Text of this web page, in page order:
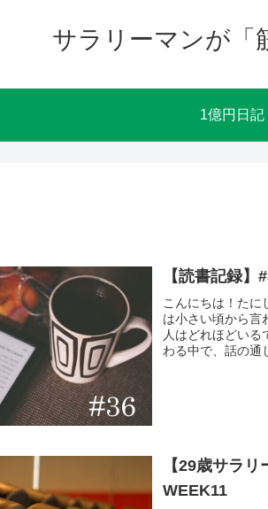
サラリーマンが「
1億円日記
【読書記録】
こんにちは！たに
は小さい頃から言
人はどれほどいる
わる中で、話の通
【29歳サラ
WEEK11